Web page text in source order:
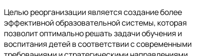
Целью реорганизации является создание более
эффективной образовательной системы, которая
позволит оптимально решать задачи обучения и
воспитания детей в соответствии с современными